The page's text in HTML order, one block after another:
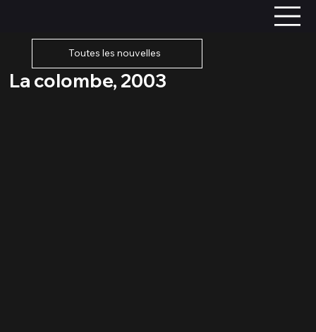
Toutes les nouvelles
La colombe, 2003